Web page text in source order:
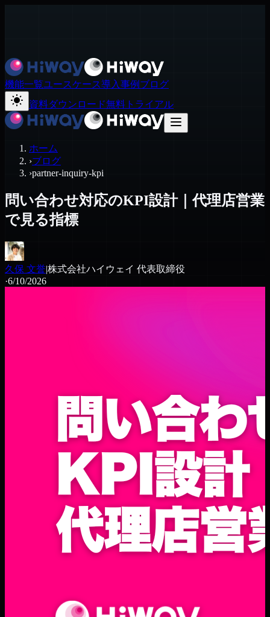
機能一覧ユースケース導入事例 ブログ
資料ダウンロード無料トライアル
ホーム
›ブログ
›partner-inquiry-kpi
問い合わせ対応のKPI設計｜代理店営業
で見る指標
久保 文誉|株式会社ハイウェイ 代表取締役
·6/10/2026